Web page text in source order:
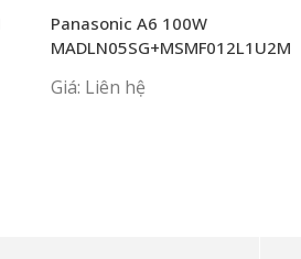
Panasonic A6 100W
MADLN05SG+MSMF012L1U2M
Giá: Liên hệ